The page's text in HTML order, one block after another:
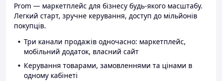
Prom — маркетплейс для бізнесу будь-якого масштабу.
Легкий старт, зручне керування, доступ до мільйонів
покупців.
Три канали продажів одночасно: маркетплейс,
мобільний додаток, власний сайт
Керування товарами, замовленнями та цінами в
одному кабінеті